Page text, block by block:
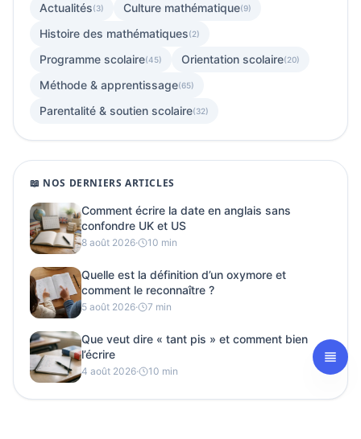
Actualités(3) Culture mathématique(9)
Histoire des mathématiques(2)
Programme scolaire(45) Orientation scolaire(20)
Méthode & apprentissage(65)
Parentalité & soutien scolaire(32)
📖 NOS DERNIERS ARTICLES
Comment écrire la date en anglais sans
confondre UK et US
8 août 2026· 10 min
Quelle est la définition d’un oxymore et
comment le reconnaître ?
5 août 2026· 7 min
Que veut dire « tant pis » et comment bien
l’écrire
4 août 2026· 10 min